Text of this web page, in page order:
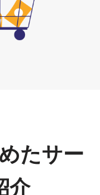
たサー
介